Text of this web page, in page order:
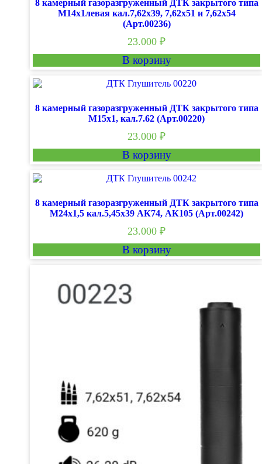
8 камерный газоразгруженный ДТК закрытого типа
М14х1левая кал.7,62х39, 7,62х51 и 7,62х54
(Арт.00236)
23.000₽
В корзину
8 камерный газоразгруженный ДТК закрытого типа
М15х1, кал.7.62 (Арт.00220)
23.000₽
В корзину
8 камерный газоразгруженный ДТК закрытого типа
М24х1,5 кал.5,45х39 АК74, АК105 (Арт.00242)
23.000₽
В корзину